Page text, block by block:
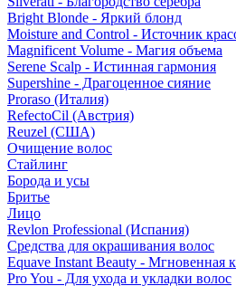
Bright Blonde - Яркий блонд
Moisture and Control - Источник
Magnificent Volume - Магия объема
Serene Scalp - Истинная гармония
Supershine - Драгоценное сияние
Proraso (Италия)
RefectoCil (Австрия)
Reuzel (США)
Очищение волос
Стайлинг
Борода и усы
Бритье
Лицо
Revlon Professional (Испания)
Средства для окрашивания волос
Equave Instant Beauty - Мгновенная
Pro You - Для ухода и укладки волос